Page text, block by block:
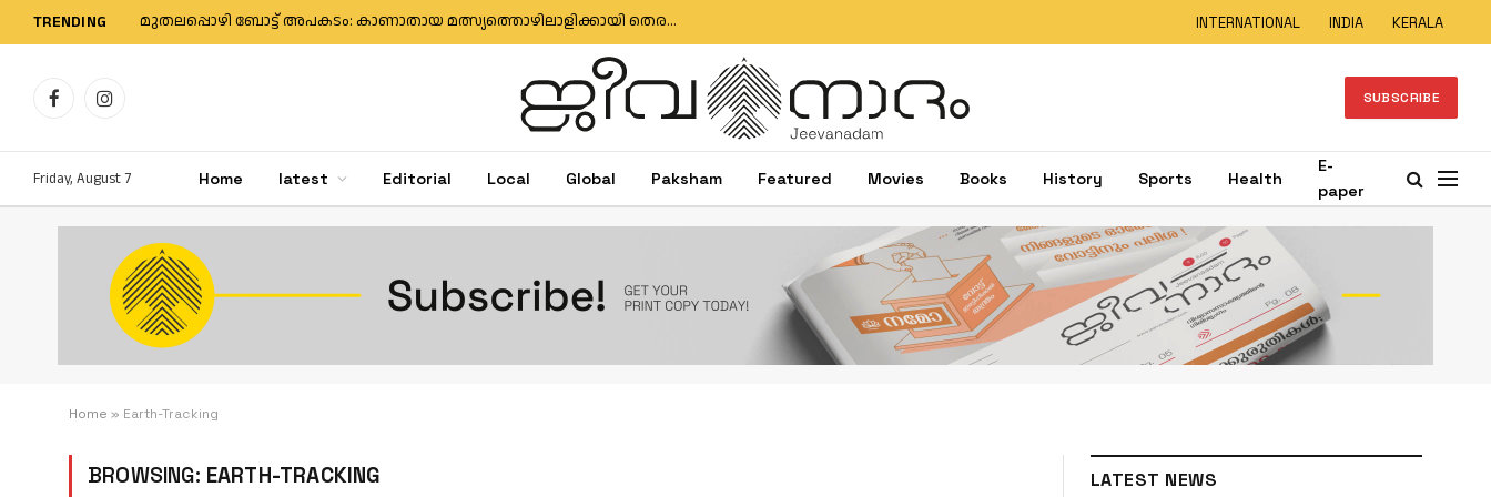
TRENDING മുതലപ്പൊഴി ബോട്ട് അപകടം: കാണാതായ മത്സ്യത്തൊഴിലാളിക്കായി തെരച്ചിൽ തുടരുന്നു; സർക്കാർ അനാസ്ഥക്കെതിരെ പ്രതിഷേധം INTERNATIONAL INDIA KERALA
FacebookInstagram SUBSCRIBE
Friday, August 7 Home latest Editorial Local Global Paksham Featured Movies Books History Sports Health
E-
paper
Home » Earth-Tracking
BROWSING: EARTH-TRACKING LATEST NEWS